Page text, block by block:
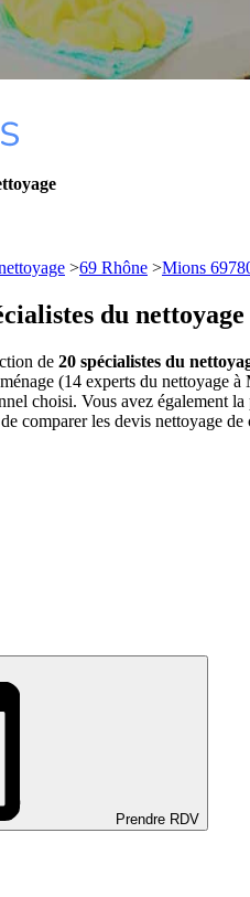
>69 Rhône >Mions
du
de 20 spécialistes du
(14 experts du nettoyage
choisi. Vous avez également
comparer les devis nettoyage
Prendre RDV